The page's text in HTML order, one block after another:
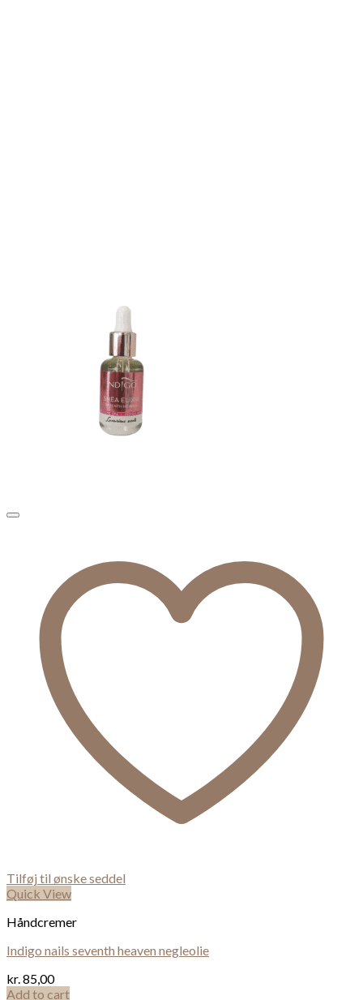
Tilføj til ønske seddel
Quick View
Håndcremer
Indigo nails seventh heaven negleolie
kr.85,00
Add to cart